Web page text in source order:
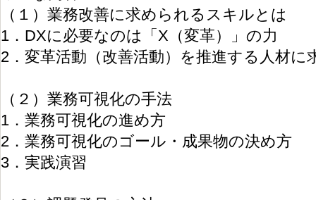
（１）業務改善に求められるスキルとは
1．DXに必要なのは「X（変革）」の力
2．変革活動（改善活動）を推進する人材に
（２）業務可視化の手法
1．業務可視化の進め方
2．業務可視化のゴール・成果物の決め方
3．実践演習